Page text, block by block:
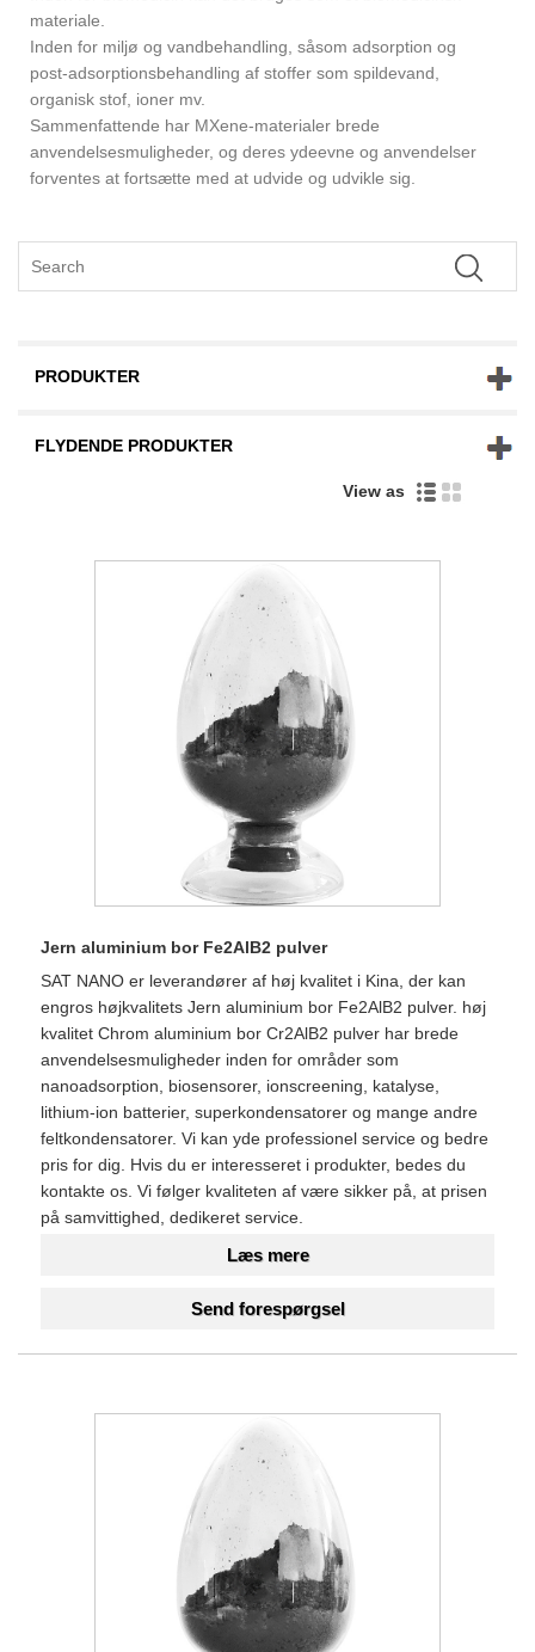
materiale.
Inden for miljø og vandbehandling, såsom adsorption og
post-adsorptionsbehandling af stoffer som spildevand,
organisk stof, ioner mv.
Sammenfattende har MXene-materialer brede
anvendelsesmuligheder, og deres ydeevne og anvendelser
forventes at fortsætte med at udvide og udvikle sig.
PRODUKTER
FLYDENDE PRODUKTER
View as
Jern aluminium bor Fe2AlB2 pulver
SAT NANO er ​​leverandører af høj kvalitet i Kina, der kan
engros højkvalitets Jern aluminium bor Fe2AlB2 pulver. høj
kvalitet Chrom aluminium bor Cr2AlB2 pulver har brede
anvendelsesmuligheder inden for områder som
nanoadsorption, biosensorer, ionscreening, katalyse,
lithium-ion batterier, superkondensatorer og mange andre
feltkondensatorer. Vi kan yde professionel service og bedre
pris for dig. Hvis du er interesseret i produkter, bedes du
kontakte os. Vi følger kvaliteten af ​​være sikker på, at prisen
på samvittighed, dedikeret service.
Læs mere
Send forespørgsel